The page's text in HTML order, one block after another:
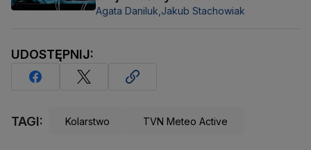
Agata Daniluk, Jakub Stachowiak
UDOSTĘPNIJ:
TAGI: Kolarstwo TVN Meteo Active